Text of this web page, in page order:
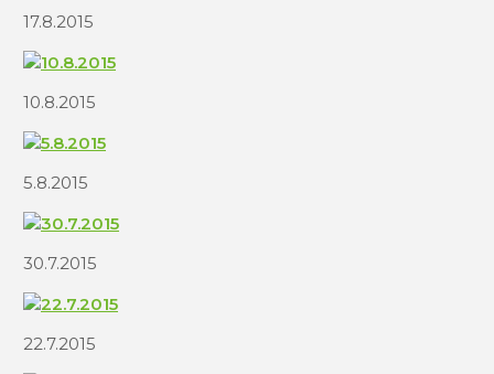
17.8.2015
10.8.2015
5.8.2015
30.7.2015
22.7.2015